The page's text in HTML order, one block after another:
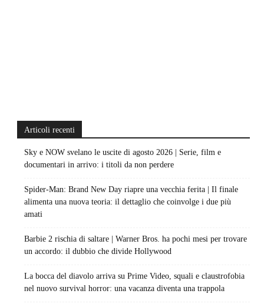
Articoli recenti
Sky e NOW svelano le uscite di agosto 2026 | Serie, film e
documentari in arrivo: i titoli da non perdere
Spider-Man: Brand New Day riapre una vecchia ferita | Il finale
alimenta una nuova teoria: il dettaglio che coinvolge i due più
amati
Barbie 2 rischia di saltare | Warner Bros. ha pochi mesi per trovare
un accordo: il dubbio che divide Hollywood
La bocca del diavolo arriva su Prime Video, squali e claustrofobia
nel nuovo survival horror: una vacanza diventa una trappola